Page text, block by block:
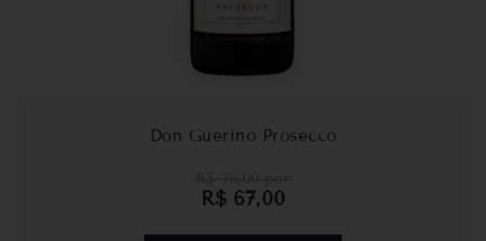
Don Guerino Prosecco
R$ 67,00